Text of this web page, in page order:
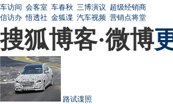
车访间 会客室 车春秋 三博演议 超级经销商
信访办 悟透社 金狐谍 汽车视频 营销点将堂
搜狐博客·微博
路试谍照